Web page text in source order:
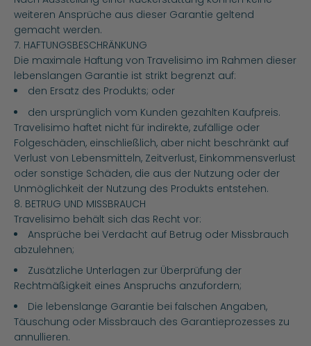
weiteren Ansprüche aus dieser Garantie geltend
gemacht werden.
7. HAFTUNGSBESCHRÄNKUNG
Die maximale Haftung von Travelisimo im Rahmen dieser
lebenslangen Garantie ist strikt begrenzt auf:
den Ersatz des Produkts; oder
den ursprünglich vom Kunden gezahlten Kaufpreis.
Travelisimo haftet nicht für indirekte, zufällige oder
Folgeschäden, einschließlich, aber nicht beschränkt auf
Verlust von Lebensmitteln, Zeitverlust, Einkommensverlust
oder sonstige Schäden, die aus der Nutzung oder der
Unmöglichkeit der Nutzung des Produkts entstehen.
8. BETRUG UND MISSBRAUCH
Travelisimo behält sich das Recht vor:
Ansprüche bei Verdacht auf Betrug oder Missbrauch
abzulehnen;
Zusätzliche Unterlagen zur Überprüfung der
Rechtmäßigkeit eines Anspruchs anzufordern;
Die lebenslange Garantie bei falschen Angaben,
Täuschung oder Missbrauch des Garantieprozesses zu
annullieren.